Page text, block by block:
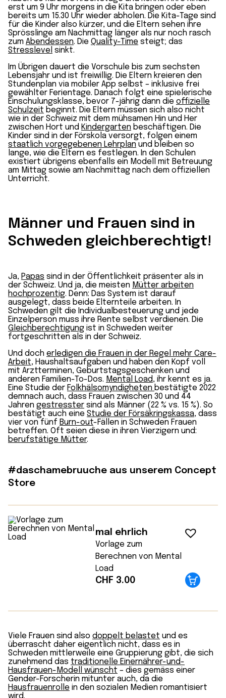
erst um 9 Uhr morgens in die Kita bringen oder eben
bereits um 15.30 Uhr wieder abholen. Die Kita-Tage sind
für die Kinder also kürzer, und die Eltern sehen ihre
Sprösslinge am Nachmittag länger als nur noch rasch
zum Abendessen. Die Quality-Time steigt; das
Stresslevel sinkt.
Im Übrigen dauert die Vorschule bis zum sechsten
Lebensjahr und ist freiwillig. Die Eltern kreieren den
Stundenplan via mobiler App selbst – inklusive frei
gewählter Ferientage. Danach folgt eine spielerische
Einschulungsklasse, bevor 7-jährig dann die offizielle
Schulzeit beginnt. Die Eltern müssen sich also nicht
wie in der Schweiz mit dem mühsamen Hin und Her
zwischen Hort und Kindergarten beschäftigen. Die
Kinder sind in der Förskola versorgt, folgen einem
staatlich vorgegebenen Lehrplan und bleiben so
lange, wie die Eltern es festlegen. In den Schulen
existiert übrigens ebenfalls ein Modell mit Betreuung
am Mittag sowie am Nachmittag nach dem offiziellen
Unterricht.
Männer und Frauen sind in
Schweden gleichberechtigt!
Ja, Papas sind in der Öffentlichkeit präsenter als in
der Schweiz. Und ja, die meisten Mütter arbeiten
hochprozentig. Denn: Das System ist darauf
ausgelegt, dass beide Elternteile arbeiten. In
Schweden gilt die Individualbesteuerung und jede
Einzelperson muss ihre Rente selbst verdienen. Die
Gleichberechtigung ist in Schweden weiter
fortgeschritten als in der Schweiz.
Und doch erledigen die Frauen in der Regel mehr Care-
Arbeit, Haushaltsaufgaben und haben den Kopf voll
mit Arztterminen, Geburtstagsgeschenken und
anderen Familien-To-Dos. Mental Load, ihr kennt es ja.
Eine Studie der Folkhälsomyndigheten bestätigte 2022
demnach auch, dass Frauen zwischen 30 und 44
Jahren gestresster sind als Männer (22 % vs. 15 %). So
bestätigt auch eine Studie der Försäkringskassa, dass
vier von fünf Burn-out-Fällen in Schweden Frauen
betreffen. Oft seien diese in ihren Vierzigern und:
berufstätige Mütter.
#daschamebruuche aus unserem Concept
Store
mal ehrlich
Vorlage zum
Berechnen von Mental
Load
CHF 3.00
Viele Frauen sind also doppelt belastet und es
überrascht daher eigentlich nicht, dass es in
Schweden mittlerweile eine Gruppierung gibt, die sich
zunehmend das traditionelle Einernährer-und-
Hausfrauen-Modell wünscht – dies gemäss einer
Gender-Forscherin mitunter auch, da die
Hausfrauenrolle in den sozialen Medien romantisiert